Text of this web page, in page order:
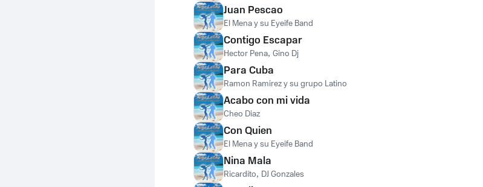
Juan Pescao
El Mena y su Eyeife Band
Contigo Escapar
Hector Pena, Gino Dj
Para Cuba
Ramon Ramirez y su grupo Latino
Acabo con mi vida
Cheo Diaz
Con Quien
El Mena y su Eyeife Band
Nina Mala
Ricardito, DJ Gonzales